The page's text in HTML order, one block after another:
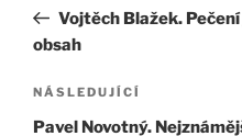
příspěvek
příspěvek
Vojtěch Blažek.
obsah
Následující
příspěvek
NÁSLEDUJÍCÍ
Pavel Novotný.